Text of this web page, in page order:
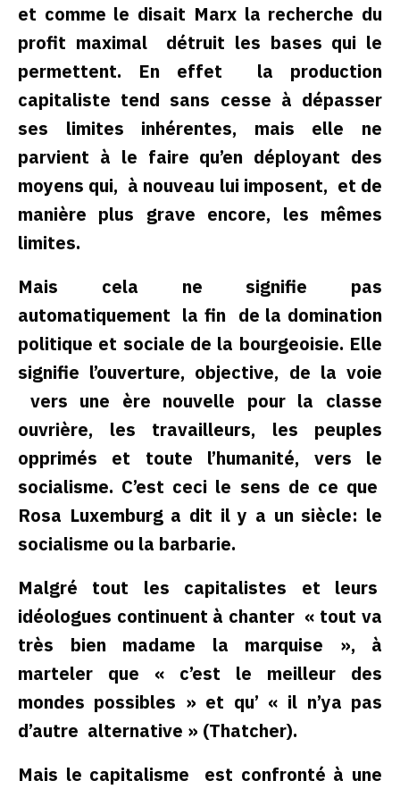
et comme le disait Marx la recherche du
profit maximal détruit les bases qui le
permettent. En effet la production
capitaliste tend sans cesse à dépasser
ses limites inhérentes, mais elle ne
parvient à le faire qu’en déployant des
moyens qui, à nouveau lui imposent, et de
manière plus grave encore, les mêmes
limites.
Mais cela ne signifie pas
automatiquement la fin de la domination
politique et sociale de la bourgeoisie. Elle
signifie l’ouverture, objective, de la voie
vers une ère nouvelle pour la classe
ouvrière, les travailleurs, les peuples
opprimés et toute l’humanité, vers le
socialisme. C’est ceci le sens de ce que
Rosa Luxemburg a dit il y a un siècle: le
socialisme ou la barbarie.
Malgré tout les capitalistes et leurs
idéologues continuent à chanter « tout va
très bien madame la marquise », à
marteler que « c’est le meilleur des
mondes possibles » et qu’ « il n’ya pas
d’autre alternative » (Thatcher).
Mais le capitalisme est confronté à une